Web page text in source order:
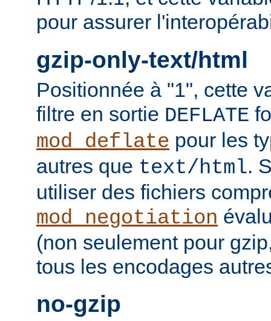
pour assurer
gzip-only-text/html
Positionnée à "1", cette
filtre en sortie DEFLATE
mod_deflate pour les
autres que text/html.
utiliser des fichiers
mod_negotiation
(non seulement pour
tous les encodages
no-gzip